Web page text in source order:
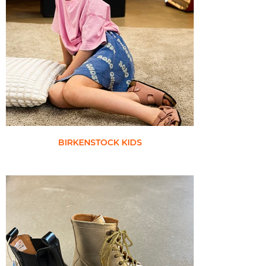
BIRKENSTOCK KIDS